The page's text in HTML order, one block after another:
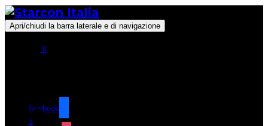
Apri/chiudi la barra laterale e di navigazione
0
facebook
x